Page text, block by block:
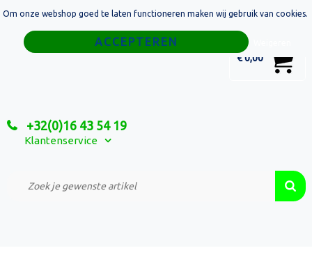
€ 0,00
+32(0)16 43 54 19
Klantenservice
Home
Relatiegeschenken
Custom Made Projecten
Om onze webshop goed te laten functioneren maken wij gebruik van cookies.